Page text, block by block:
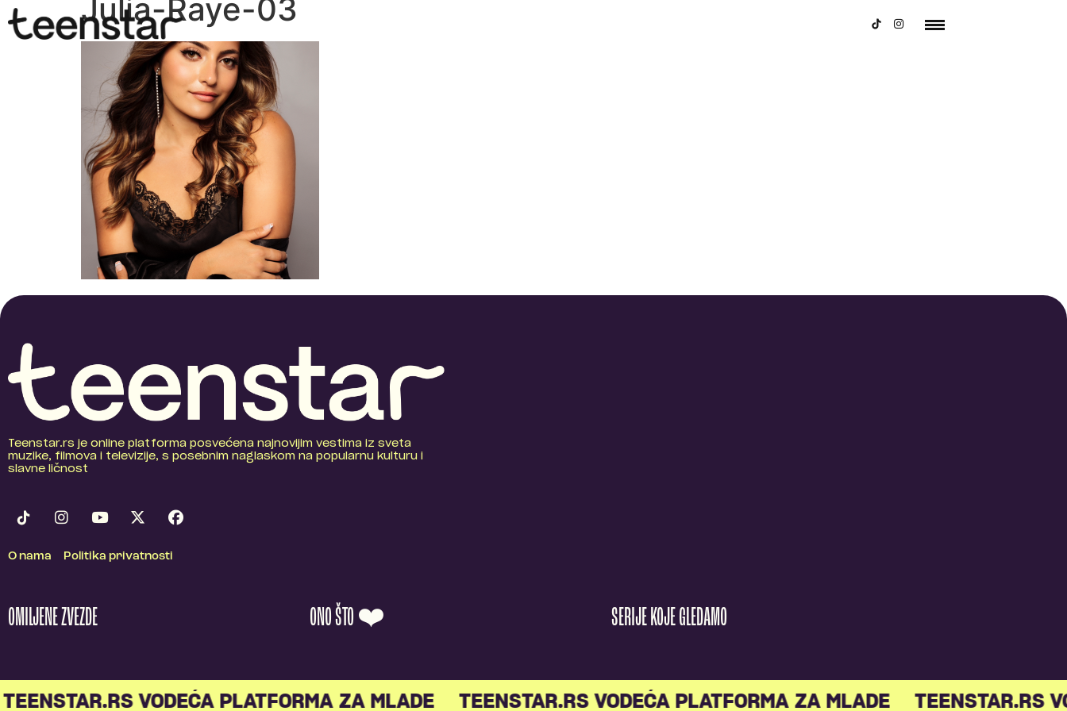
Julia-Raye-03
Teenstar.rs je online platforma posvećena najnovijim vestima iz sveta
muzike, filmova i televizije, s posebnim naglaskom na popularnu kulturu i
slavne ličnost
O nama Politika privatnosti
OMILJENE ZVEZDE ONO ŠTO ❤️ SERIJE KOJE GLEDAMO
VODEĆA PLATFORMA ZA MLADE TEENSTAR.RS VODEĆA PLATFORMA ZA MLADE TEENSTAR.RS